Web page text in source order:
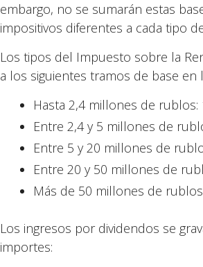
embargo, no se sumarán estas
impositivos diferentes a cada tipo
Los tipos del Impuesto sobre la
a los siguientes tramos de base
Hasta 2,4 millones de rublos:
Entre 2,4 y 5 millones de
Entre 5 y 20 millones de
Entre 20 y 50 millones de
Más de 50 millones de
Los ingresos por dividendos se
importes: